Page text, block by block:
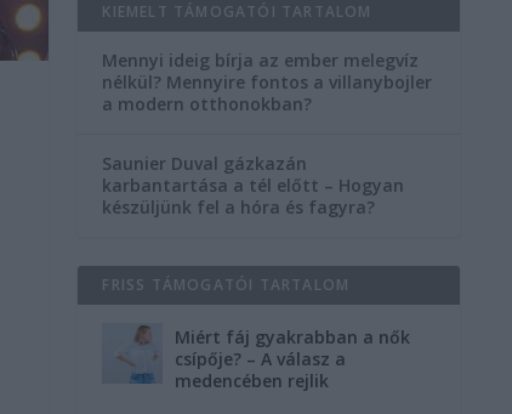
KIEMELT TÁMOGATÓI TARTALOM
Mennyi ideig bírja az ember melegvíz
nélkül? Mennyire fontos a villanybojler
a modern otthonokban?
Saunier Duval gázkazán
karbantartása a tél előtt – Hogyan
készüljünk fel a hóra és fagyra?
FRISS TÁMOGATÓI TARTALOM
Miért fáj gyakrabban a nők
csípője? – A válasz a
medencében rejlik